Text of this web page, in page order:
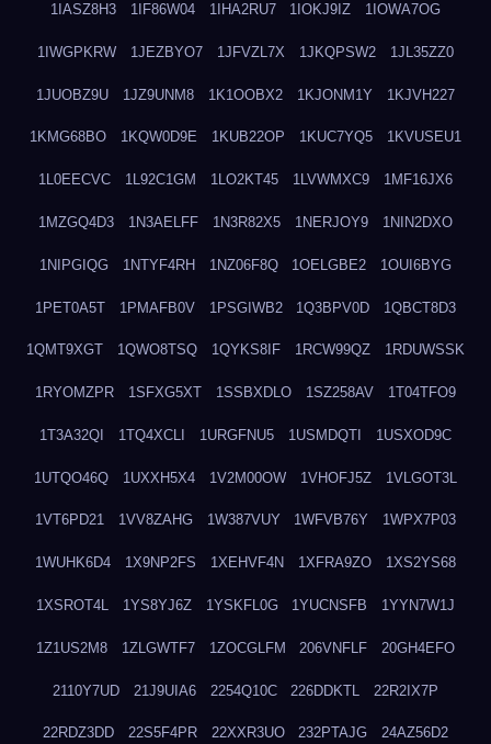
1IASZ8H3 1IF86W04 1IHA2RU7 1IOKJ9IZ 1IOWA7OG
1IWGPKRW 1JEZBYO7 1JFVZL7X 1JKQPSW2 1JL35ZZ0
1JUOBZ9U 1JZ9UNM8 1K1OOBX2 1KJONM1Y 1KJVH227
1KMG68BO 1KQW0D9E 1KUB22OP 1KUC7YQ5 1KVUSEU1
1L0EECVC 1L92C1GM 1LO2KT45 1LVWMXC9 1MF16JX6
1MZGQ4D3 1N3AELFF 1N3R82X5 1NERJOY9 1NIN2DXO
1NIPGIQG 1NTYF4RH 1NZ06F8Q 1OELGBE2 1OUI6BYG
1PET0A5T 1PMAFB0V 1PSGIWB2 1Q3BPV0D 1QBCT8D3
1QMT9XGT 1QWO8TSQ 1QYKS8IF 1RCW99QZ 1RDUWSSK
1RYOMZPR 1SFXG5XT 1SSBXDLO 1SZ258AV 1T04TFO9
1T3A32QI 1TQ4XCLI 1URGFNU5 1USMDQTI 1USXOD9C
1UTQO46Q 1UXXH5X4 1V2M00OW 1VHOFJ5Z 1VLGOT3L
1VT6PD21 1VV8ZAHG 1W387VUY 1WFVB76Y 1WPX7P03
1WUHK6D4 1X9NP2FS 1XEHVF4N 1XFRA9ZO 1XS2YS68
1XSROT4L 1YS8YJ6Z 1YSKFL0G 1YUCNSFB 1YYN7W1J
1Z1US2M8 1ZLGWTF7 1ZOCGLFM 206VNFLF 20GH4EFO
2110Y7UD 21J9UIA6 2254Q10C 226DDKTL 22R2IX7P
22RDZ3DD 22S5F4PR 22XXR3UO 232PTAJG 24AZ56D2